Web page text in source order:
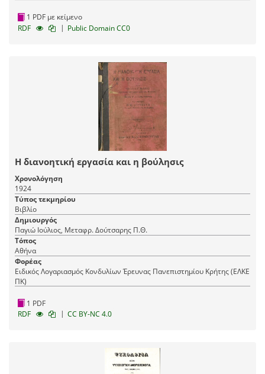
1 PDF με κείμενο
RDF
| Public Domain CC0
Η διανοητική εργασία και η βούλησις
Χρονολόγηση
1924
Τύπος τεκμηρίου
Βιβλίο
Δημιουργός
Παγιώ Ιούλιος, Μεταφρ. Δούτσαρης Π.Θ.
Τόπος
Αθήνα
Φορέας
Ειδικός Λογαριασμός Κονδυλίων Έρευνας Πανεπιστημίου Κρήτης (ΕΛΚΕ
ΠΚ)
1 PDF
RDF
| CC BY-NC 4.0